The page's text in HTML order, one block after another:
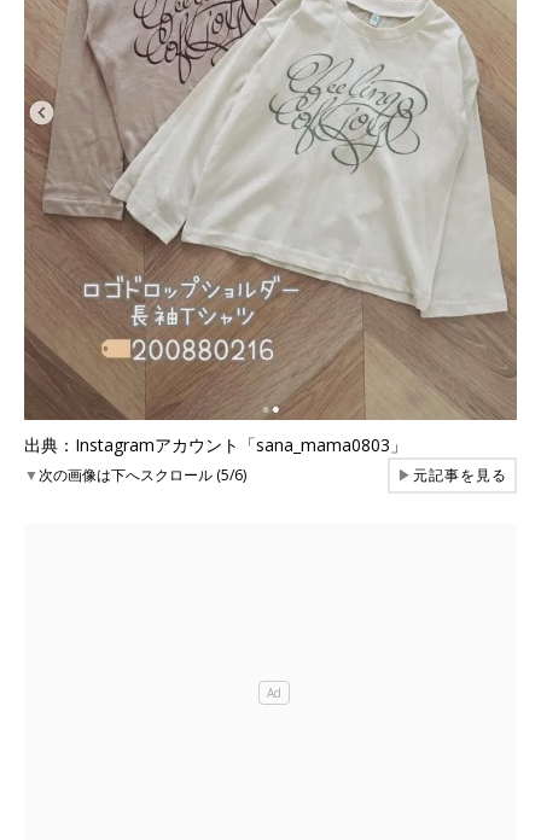
出典：Instagramアカウント「sana_mama0803」
▼次の画像は下へスクロール (5/6) ▶元記事を見る